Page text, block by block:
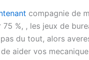
compagnie de
%, , les jeux de
du tout, alors
aider vos